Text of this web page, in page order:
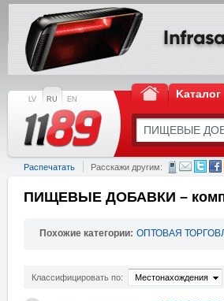
LV RU EN Kаталог
Распечатать Расскажи другим:
ПИЩЕВЫЕ ДОБАВКИ –
Похожие категории: ОПТОВАЯ
Классифицировать по: Местонахождения